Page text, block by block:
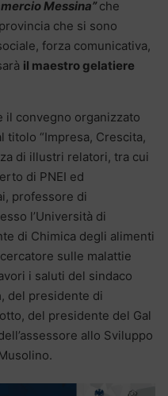
Messina” che
che si sono
forza comunicativa,
il maestro gelatiere
il convegno organizzato
titolo “Impresa, Crescita,
di illustri relatori, tra cui
di PNEI ed
professore di
l’Università di
di Chimica degli alimenti
sulle malattie
i saluti del sindaco
, del presidente di
del presidente del Gal
allo Sviluppo